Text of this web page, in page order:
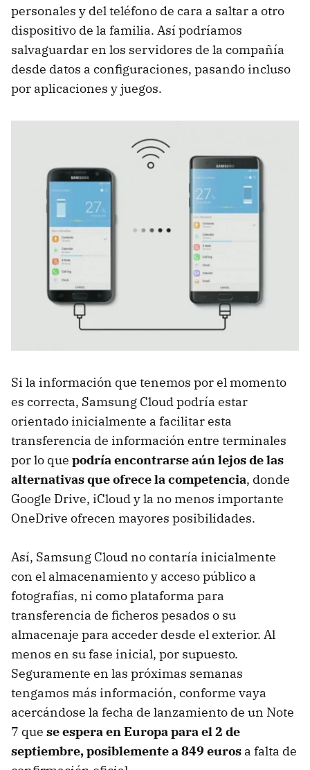
personales y del teléfono de cara a saltar a otro
dispositivo de la familia. Así podríamos
salvaguardar en los servidores de la compañía
desde datos a configuraciones, pasando incluso
por aplicaciones y juegos.
Si la información que tenemos por el momento
es correcta, Samsung Cloud podría estar
orientado inicialmente a facilitar esta
transferencia de información entre terminales
por lo que podría encontrarse aún lejos de las
alternativas que ofrece la competencia, donde
Google Drive, iCloud y la no menos importante
OneDrive ofrecen mayores posibilidades.
Así, Samsung Cloud no contaría inicialmente
con el almacenamiento y acceso público a
fotografías, ni como plataforma para
transferencia de ficheros pesados o su
almacenaje para acceder desde el exterior. Al
menos en su fase inicial, por supuesto.
Seguramente en las próximas semanas
tengamos más información, conforme vaya
acercándose la fecha de lanzamiento de un Note
7 que se espera en Europa para el 2 de
septiembre, posiblemente a 849 euros a falta de